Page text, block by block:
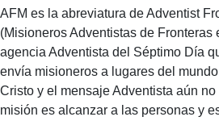
AFM es la abreviatura de Adventist
(Misioneros Adventistas de Fronteras
agencia Adventista del Séptimo Día
envía misioneros a lugares del
Cristo y el mensaje Adventista aún
misión es alcanzar a las personas y